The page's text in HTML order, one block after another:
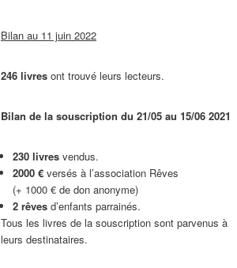
Bilan au 11 juin 2022
246 livres ont trouvé leurs lecteurs.
Bilan de la souscription du 21/05 au 15/06 2021
230 livres vendus.
2000 € versés à l’association Rêves
(+ 1000 € de don anonyme)
2 rêves d’enfants parrainés.
Tous les livres de la souscription sont parvenus à
leurs destinataires.